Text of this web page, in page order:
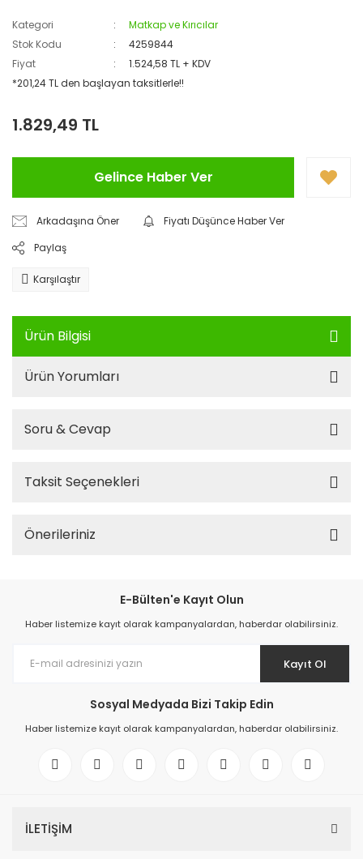
Kategori
Matkap ve Kırıcılar
Stok Kodu
4259844
Fiyat
1.524,58 TL + KDV
*201,24 TL den başlayan taksitlerle!!
1.829,49 TL
Gelince Haber Ver
Arkadaşına Öner
Fiyatı Düşünce Haber Ver
Paylaş
Karşılaştır
Ürün Bilgisi
Ürün Yorumları
Soru & Cevap
Taksit Seçenekleri
Önerileriniz
E-Bülten'e Kayıt Olun
Haber listemize kayıt olarak kampanyalardan, haberdar olabilirsiniz.
Kayıt Ol
Sosyal Medyada Bizi Takip Edin
Haber listemize kayıt olarak kampanyalardan, haberdar olabilirsiniz.
İLETİŞİM